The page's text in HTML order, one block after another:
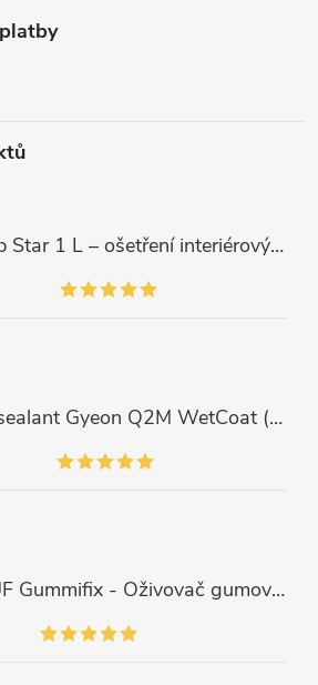
Koch Chemie Top Star 1 L – ošetření interiérových plastů, ochrana a matný vzhled
Rychloaplikační sealant Gyeon Q2M WetCoat (1 L)
Koch Chemie GUF Gummifix - Oživovač gumových koberců (1000ml)